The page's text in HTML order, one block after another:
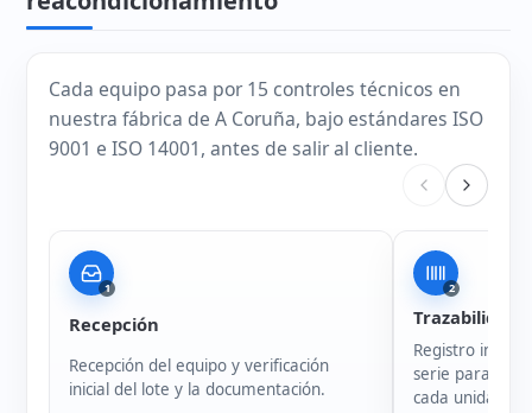
Cada equipo pasa por 15 controles técnicos en
nuestra fábrica de A Coruña, bajo estándares ISO
9001 e ISO 14001, antes de salir al cliente.
1
Recepción
Recepción del equipo y verificación
inicial del lote y la documentación.
2
Trazabilidad
Registro
serie para
cada unidad.